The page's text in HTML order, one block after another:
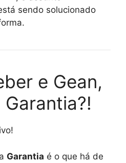
sendo solucionado
e Gean,
Garantia é o que há de